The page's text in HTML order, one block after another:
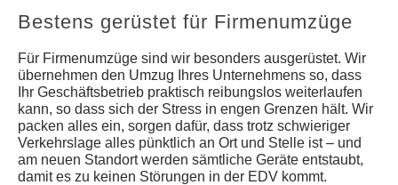
Bestens gerüstet für Firmenumzüge
Für Firmenumzüge sind wir besonders ausgerüstet. Wir
übernehmen den Umzug Ihres Unternehmens so, dass
Ihr Geschäftsbetrieb praktisch reibungslos weiterlaufen
kann, so dass sich der Stress in engen Grenzen hält. Wir
packen alles ein, sorgen dafür, dass trotz schwieriger
Verkehrslage alles pünktlich an Ort und Stelle ist – und
am neuen Standort werden sämtliche Geräte entstaubt,
damit es zu keinen Störungen in der EDV kommt.